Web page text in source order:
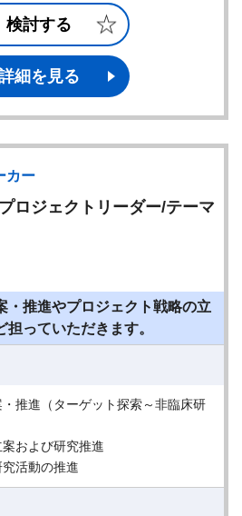
検討する
細を見る
カー
ロジェクトリーダー/テーマ
・推進やプロジェクト戦略の立
っていただきます。
・推進（ターゲット探索～非臨床研
案および研究推進
究活動の推進